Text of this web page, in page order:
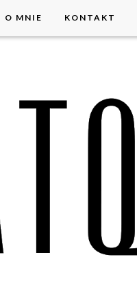
O MNIE KONTAKT